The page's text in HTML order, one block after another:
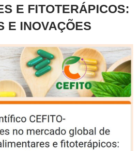
E FITOTERÁPICOS:
E INOVAÇÕES